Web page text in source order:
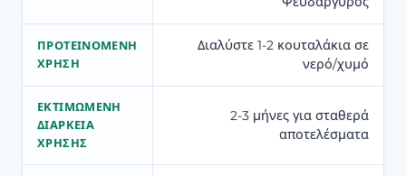
ΠΡΟΤΕΙΝΌΜΕΝΗ
ΧΡΉΣΗ
Διαλύστε 1-2 κουταλάκια σε
νερό/χυμό
ΕΚΤΙΜΏΜΕΝΗ
ΔΙΆΡΚΕΙΑ
ΧΡΉΣΗΣ
2-3 μήνες για σταθερά
αποτελέσματα